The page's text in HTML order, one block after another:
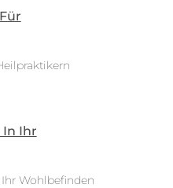
Ihr
Wohlbefinden